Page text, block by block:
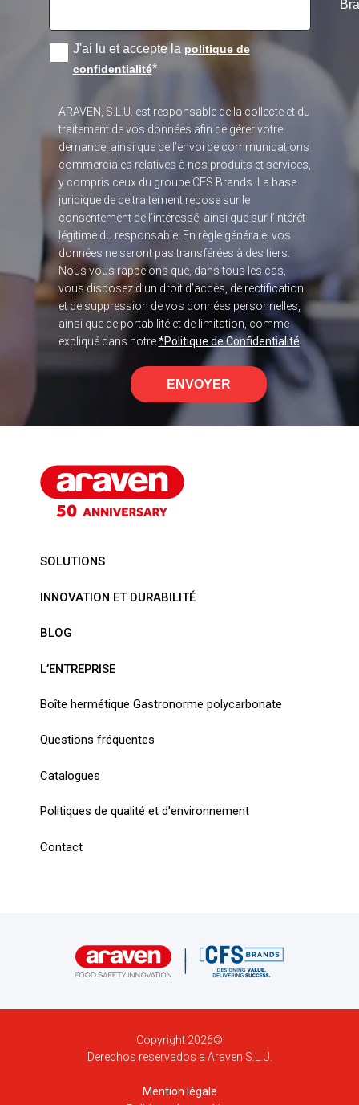
J'ai lu et accepte la politique de
confidentialité*
ARAVEN, S.L.U. est responsable de la collecte et du
traitement de vos données afin de gérer votre
demande, ainsi que de l’envoi de communications
commerciales relatives à nos produits et services,
y compris ceux du groupe CFS Brands. La base
juridique de ce traitement repose sur le
consentement de l’intéressé, ainsi que sur l’intérêt
légitime du responsable. En règle générale, vos
données ne seront pas transférées à des tiers.
Nous vous rappelons que, dans tous les cas,
vous disposez d’un droit d’accès, de rectification
et de suppression de vos données personnelles,
ainsi que de portabilité et de limitation, comme
expliqué dans notre*Politique de Confidentialité
ENVOYER
SOLUTIONS
INNOVATION ET DURABILITÉ
BLOG
L’ENTREPRISE
Boîte hermétique Gastronorme polycarbonate
Questions fréquentes
Catalogues
Politiques de qualité et d'environnement
Contact
Copyright 2026©
Derechos reservados a Araven S.L.U.
Mention légale